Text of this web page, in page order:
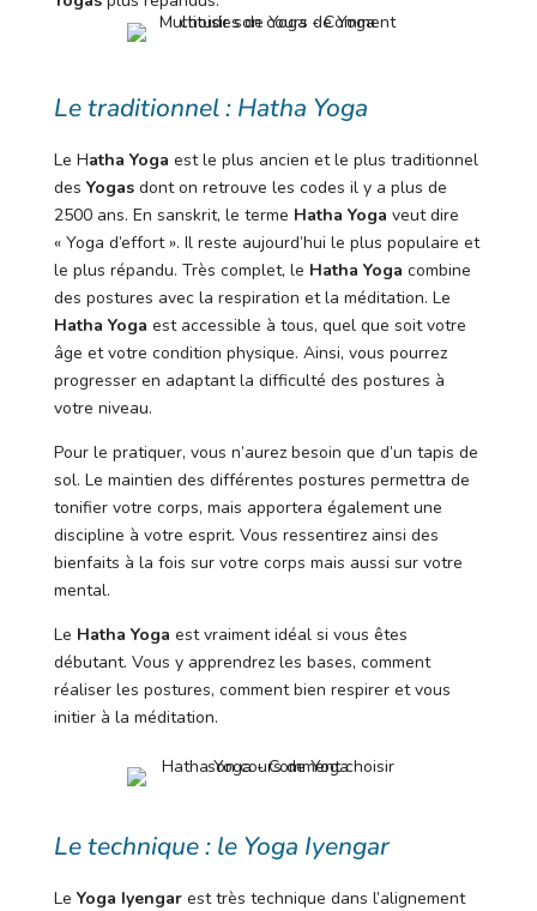
Le traditionnel : Hatha Yoga
Le Hatha Yoga est le plus ancien et le plus traditionnel
des Yogasdont on retrouve les codes il y a plus de
2500 ans. En sanskrit, le terme Hatha Yoga veut dire
« Yoga d’effort ». Il reste aujourd’hui le plus populaire et
le plus répandu. Très complet, le Hatha Yoga combine
des postures avec la respiration et la méditation. Le
Hatha Yoga est accessible à tous, quel que soit votre
âge et votre condition physique. Ainsi, vous pourrez
progresser en adaptant la difficulté des postures à
votre niveau.
Pour le pratiquer, vous n’aurez besoin que d’un tapis de
sol. Le maintien des différentes postures permettra de
tonifier votre corps, mais apportera également une
discipline à votre esprit. Vous ressentirez ainsi des
bienfaits à la fois sur votre corps mais aussi sur votre
mental.
Le Hatha Yoga est vraiment idéal si vous êtes
débutant. Vous y apprendrez les bases, comment
réaliser les postures, comment bien respirer et vous
initier à la méditation.
Le technique : le Yoga Iyengar
Le Yoga Iyengarest très technique dans l’alignement